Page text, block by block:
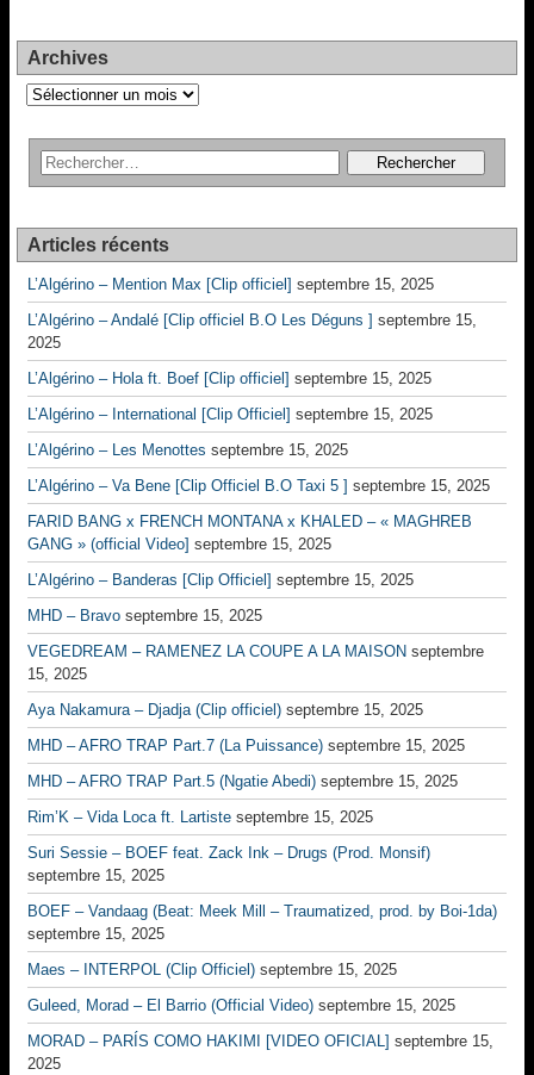
Archives
Archives
Articles récents
L’Algérino – Mention Max [Clip officiel] septembre 15, 2025
L’Algérino – Andalé [Clip officiel B.O Les Déguns ] septembre 15,
2025
L’Algérino – Hola ft. Boef [Clip officiel] septembre 15, 2025
L’Algérino – International [Clip Officiel] septembre 15, 2025
L’Algérino – Les Menottes septembre 15, 2025
L’Algérino – Va Bene [Clip Officiel B.O Taxi 5 ] septembre 15, 2025
FARID BANG x FRENCH MONTANA x KHALED – « MAGHREB
GANG » (official Video] septembre 15, 2025
L’Algérino – Banderas [Clip Officiel] septembre 15, 2025
MHD – Bravo septembre 15, 2025
VEGEDREAM – RAMENEZ LA COUPE A LA MAISON septembre
15, 2025
Aya Nakamura – Djadja (Clip officiel) septembre 15, 2025
MHD – AFRO TRAP Part.7 (La Puissance) septembre 15, 2025
MHD – AFRO TRAP Part.5 (Ngatie Abedi) septembre 15, 2025
Rim’K – Vida Loca ft. Lartiste septembre 15, 2025
Suri Sessie – BOEF feat. Zack Ink – Drugs (Prod. Monsif)
septembre 15, 2025
BOEF – Vandaag (Beat: Meek Mill – Traumatized, prod. by Boi-1da)
septembre 15, 2025
Maes – INTERPOL (Clip Officiel) septembre 15, 2025
Guleed, Morad – El Barrio (Official Video) septembre 15, 2025
MORAD – PARÍS COMO HAKIMI [VIDEO OFICIAL] septembre 15,
2025